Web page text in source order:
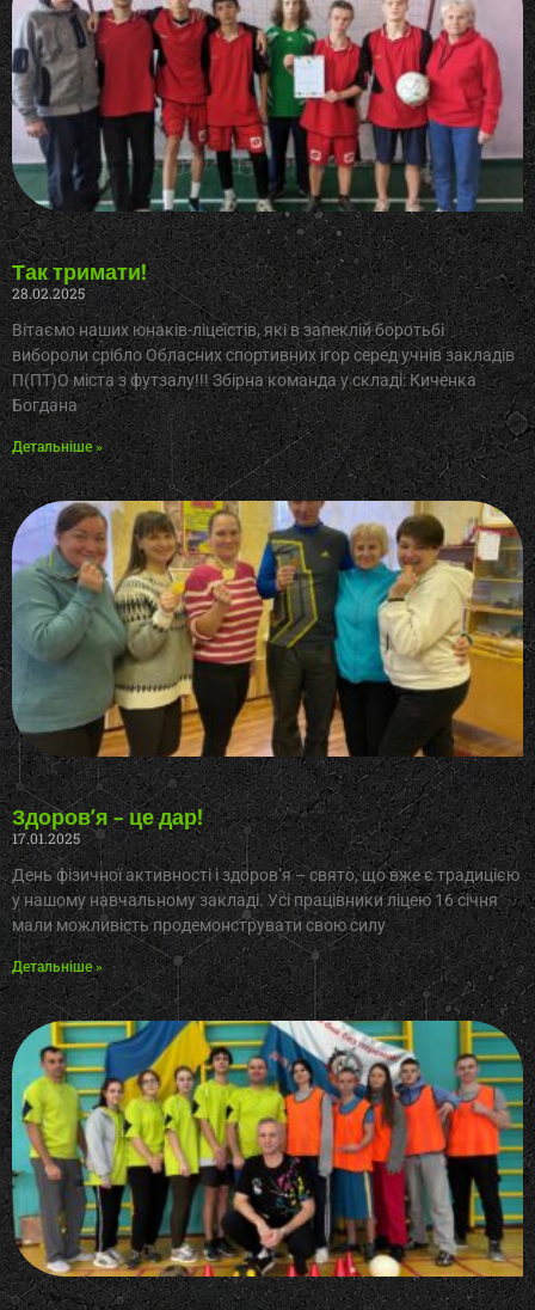
Так тримати!
28.02.2025
Вітаємо наших юнаків-ліцеїстів, які в запеклій боротьбі
вибороли срібло Обласних спортивних ігор серед учнів закладів
П(ПТ)О міста з футзалу!!! Збірна команда у складі: Киченка
Богдана
Детальніше »
Здоров’я – це дар!
17.01.2025
День фізичної активності і здоров’я – свято, що вже є традицією
у нашому навчальному закладі. Усі працівники ліцею 16 січня
мали можливість продемонструвати свою силу
Детальніше »